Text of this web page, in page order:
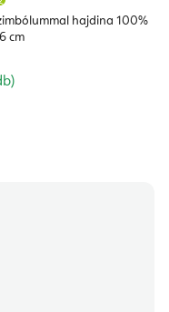
hajdina 100%
cm
átlagos
értékelése
5-
csillag.